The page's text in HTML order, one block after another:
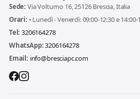
Sede: Via Volturno 16, 25126 Brescia, Italia
Orari: • Lunedì - Venerdì: 09:00-12:30 e
Tel: 3206164278
WhatsApp:3206164278
Email: info@bresciapc.com